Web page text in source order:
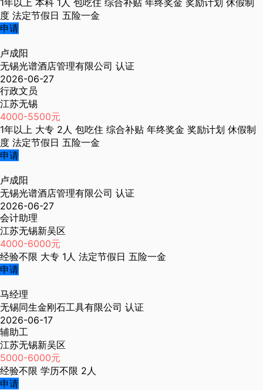
度 法定节假日 五险一金
申请
卢成阳
无锡光谱酒店管理有限公司 认证
2026-06-27
行政文员
江苏无锡
4000-5500元
1年以上 大专 2人 包吃住 综合补贴 年终奖金 奖励计划 休假制
度 法定节假日 五险一金
申请
卢成阳
无锡光谱酒店管理有限公司 认证
2026-06-27
会计助理
江苏无锡新吴区
4000-6000元
经验不限 大专 1人 法定节假日 五险一金
申请
马经理
无锡同生金刚石工具有限公司 认证
2026-06-17
辅助工
江苏无锡新吴区
5000-6000元
经验不限 学历不限 2人
申请